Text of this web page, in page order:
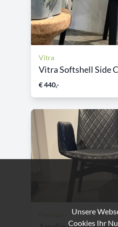
Vitra
Vitra Softshell Side
€ 440,-
Unsere
Cookies Ihr